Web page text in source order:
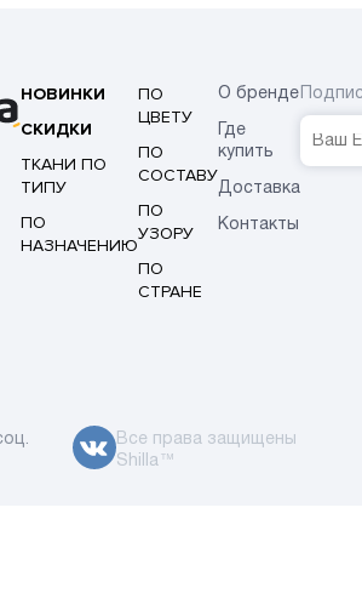
НОВИНКИ
СКИДКИ
ТКАНИ ПО
ТИПУ
ПО
НАЗНАЧЕНИЮ
ПО
ЦВЕТУ
ПО
СОСТАВУ
ПО
УЗОРУ
ПО
СТРАНЕ
О бренде
Где
купить
Доставка
Контакты
Все права защищены
Shilla™